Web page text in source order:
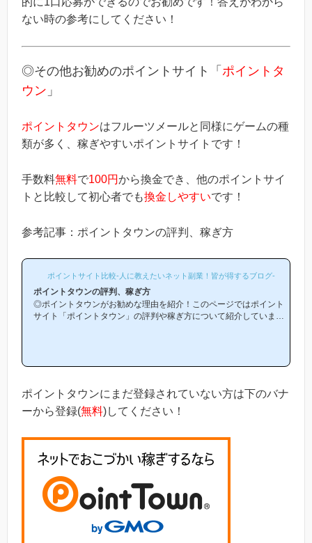
ない時の参考にしてください！
◎その他お勧めのポイントサイト「 ポイントタ
ウン 」
ポイントタウンはフルーツメールと同様にゲームの種
類が多く、稼ぎやすいポイントサイトです！
手数料無料で100円から換金でき、他のポイントサイ
トと比較して初心者でも換金しやすいです！
参考記事：ポイントタウンの評判、稼ぎ方
ポイントサイト比較-人に教えたいネット副業！皆が得するブログ-
ポイントタウンの評判、稼ぎ方
◎ポイントタウンがお勧めな理由を紹介！このページではポイント
サイト「ポイントタウン」の評判や稼ぎ方について紹介していま
人以上もおられます！)当ページからポイントタウンへの新規登録
はほんの数分で簡単にで...
ポイントタウンにまだ登録されていない方は下のバナ
ーから登録(無料)してください！